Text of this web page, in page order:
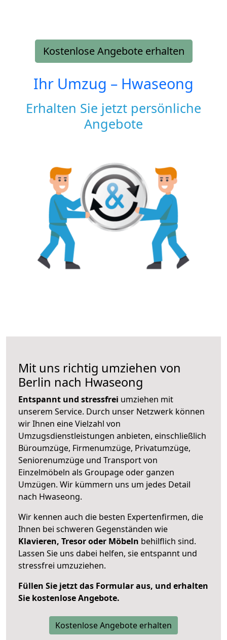
Kostenlose Angebote erhalten
Ihr Umzug – Hwaseong
Erhalten Sie jetzt persönliche
Angebote
Mit uns richtig umziehen von
Berlin nach Hwaseong
Entspannt und stressfrei umziehen mit
unserem Service. Durch unser Netzwerk können
wir Ihnen eine Vielzahl von
Umzugsdienstleistungen anbieten, einschließlich
Büroumzüge, Firmenumzüge, Privatumzüge,
Seniorenumzüge und Transport von
Einzelmöbeln als Groupage oder ganzen
Umzügen. Wir kümmern uns um jedes Detail
nach Hwaseong.
Wir kennen auch die besten Expertenfirmen, die
Ihnen bei schweren Gegenständen wie
Klavieren, Tresor oder Möbeln behilflich sind.
Lassen Sie uns dabei helfen, sie entspannt und
stressfrei umzuziehen.
Füllen Sie jetzt das Formular aus, und erhalten
Sie kostenlose Angebote.
Kostenlose Angebote erhalten